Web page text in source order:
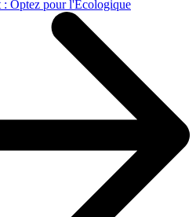
: Optez pour l'Écologique